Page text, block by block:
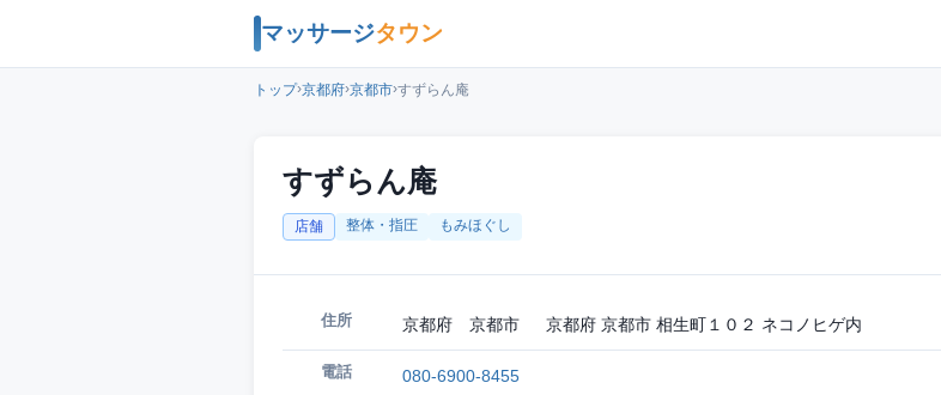
マッサージタウン
トップ›京都府›京都市›すずらん庵
すずらん庵
店舗 整体・指圧 もみほぐし
住所 京都府 京都市 京都府 京都市 相生町１０２ ネコノヒゲ内
電話 080-6900-8455